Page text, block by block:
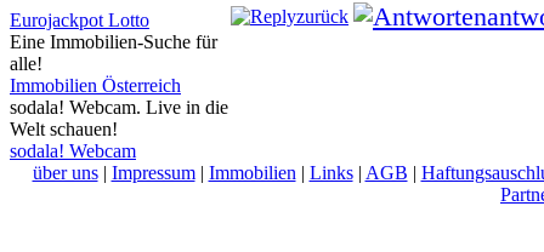
Eurojackpot Lotto
Eine Immobilien-Suche für
alle!
Immobilien Österreich
sodala! Webcam. Live in die
Welt schauen!
sodala! Webcam
zurück
über uns| Impressum| Immobilien | Links| AGB |